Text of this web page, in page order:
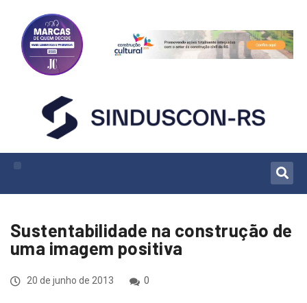
Sustentabilidade na construção de
uma imagem positiva
20 de junho de 2013 0